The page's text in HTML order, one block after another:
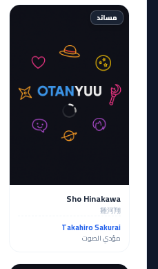
مساند
Sho Hinakawa
雛河翔
Takahiro Sakurai
مؤدي الصوت